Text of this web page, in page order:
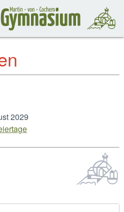
2029